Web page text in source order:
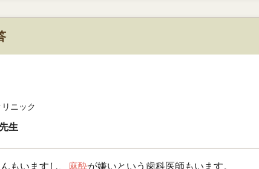
ニック
先生
もいますし、 麻酔が嫌いという歯科医師もいます。